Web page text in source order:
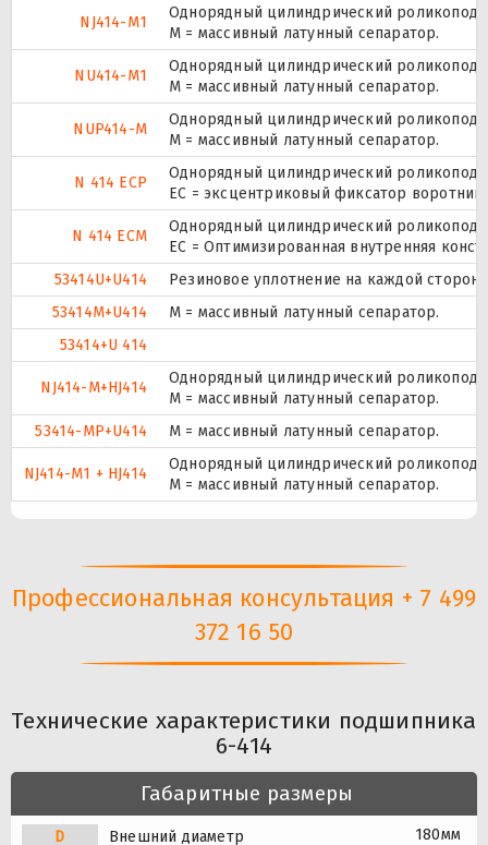
NJ414-M1
Однорядный цилиндрический
M = массивный латунный сепаратор.
NU414-M1
Однорядный цилиндрический
M = массивный латунный сепаратор.
NUP414-M
Однорядный цилиндрический
M = массивный латунный сепаратор.
N 414 ECP
Однорядный цилиндрический
ЕС = эксцентриковый фиксатор
N 414 ECM
Однорядный цилиндрический
EC = Оптимизированная внутренняя
53414U+U414
Резиновое уплотнение на каждой
53414M+U414
M = массивный латунный сепаратор.
53414+U 414
NJ414-M+HJ414
Однорядный цилиндрический
M = массивный латунный сепаратор.
53414-MP+U414
M = массивный латунный сепаратор.
NJ414-M1 + HJ414
Однорядный цилиндрический
M = массивный латунный сепаратор.
Профессиональная консультация + 7 499
372 16 50
Технические характеристики подшипника
6-414
Габаритные размеры
D Внешний диаметр 180мм